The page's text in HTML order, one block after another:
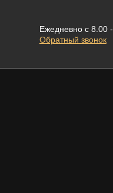
Ежедневно с 8.00
Обратный звонок